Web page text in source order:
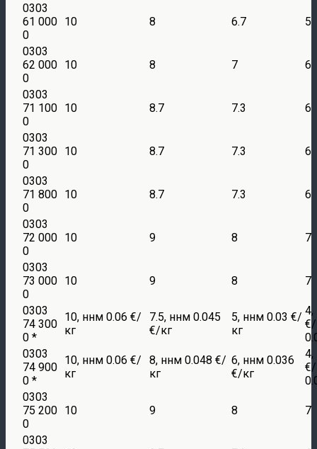
0303
61 000
0
10 8 6.7 5
0303
62 000
0
10 8 7 6
0303
71 100
0
10 8.7 7.3 6
0303
71 300
0
10 8.7 7.3 6
0303
71 800
0
10 8.7 7.3 6
0303
72 000
0
10 9 8 7
0303
73 000
0
10 9 8 7
0303
74 300
0 *
10, ннм 0.06 €/
кг
7.5, ннм 0.045
€/кг
5, ннм 0.03 €/
кг
4,
€/
0303
74 900
0 *
10, ннм 0.06 €/
кг
8, ннм 0.048 €/
кг
6, ннм 0.036
€/кг
4,
€/
0303
75 200
0
10 9 8 7
0303